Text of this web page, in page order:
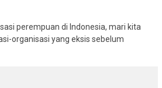
perempuan di Indonesia, mari kita
organisasi yang eksis sebelum